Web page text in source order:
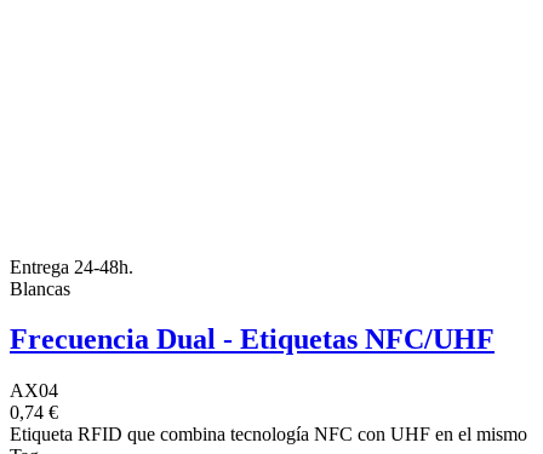
Entrega 24-48h.
Blancas
Frecuencia Dual - Etiquetas NFC/UHF
AX04
0,74 €
Etiqueta RFID que combina tecnología NFC con UHF en el mismo